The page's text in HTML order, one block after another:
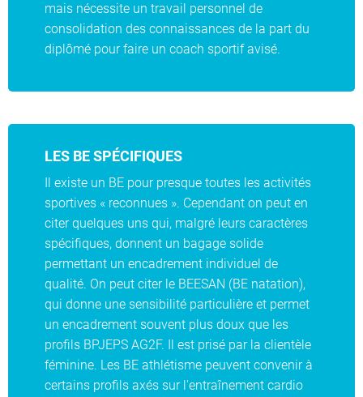
mais nécessite un travail personnel de
consolidation des connaissances de la part du
diplômé pour faire un coach sportif avisé.
LES BE SPÉCIFIQUES
Il existe un BE pour presque toutes les activités
sportives « reconnues ». Cependant on peut en
citer quelques uns qui, malgré leurs caractères
spécifiques, donnent un bagage solide
permettant un encadrement individuel de
qualité. On peut citer le BEESAN (BE natation),
qui donne une sensibilité particulière et permet
un encadrement souvent plus doux que les
profils BPJEPS AG2F. Il est prisé par la clientèle
féminine. Les BE athlétisme peuvent convenir à
certains profils axés sur l'entraînement cardio